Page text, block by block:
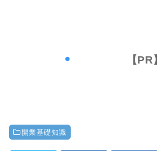
【PR】最強講師の開業セミ
開業基礎知識